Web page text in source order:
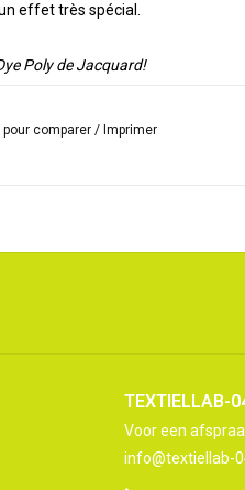
effet très spécial.
Poly de Jacquard!
pour comparer/ Imprimer
TEXTIELLAB-
Voor een
info@textiellab-